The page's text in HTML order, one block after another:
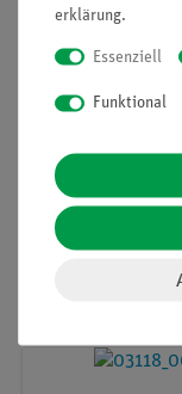
Artikel-Nr.:
Maßstab, l =
selbstklebend
erklärung.
Essenziell
Funktional